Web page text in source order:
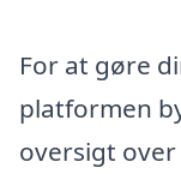
For at gøre
platformen
oversigt